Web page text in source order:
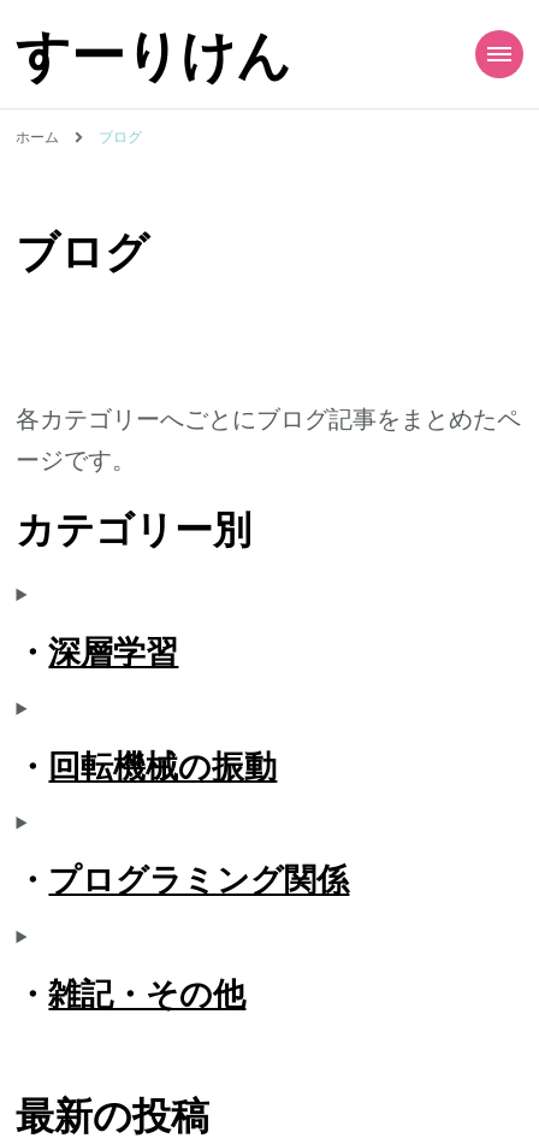
すーりけん
ホーム ブログ
ブログ
各カテゴリーへごとにブログ記事をまとめたペ
ージです。
カテゴリー別
・深層学習
・ 回転機械の振動
・ プログラミング関係
・雑記・その他
最新の投稿